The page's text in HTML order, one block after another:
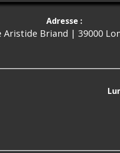
Adresse :
Aristide Briand | 39000